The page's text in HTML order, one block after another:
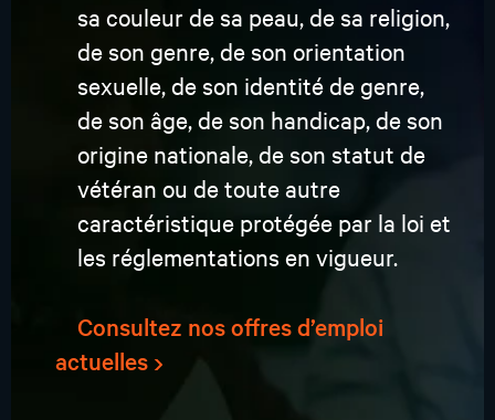
sa couleur de sa peau, de sa religion,
de son genre, de son orientation
sexuelle, de son identité de genre,
de son âge, de son handicap, de son
origine nationale, de son statut de
vétéran ou de toute autre
caractéristique protégée par la loi et
les réglementations en vigueur.
Consultez nos offres d’emploi
actuelles